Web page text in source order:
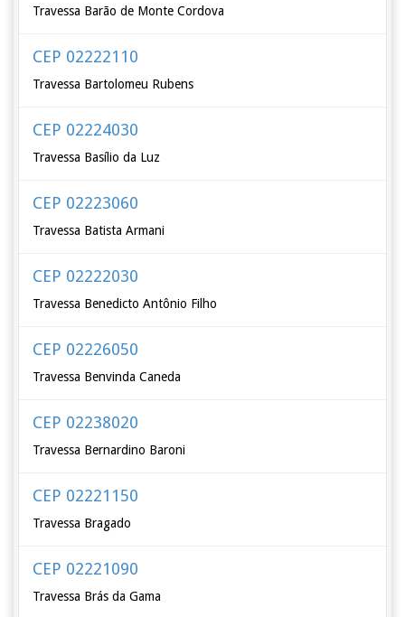
Travessa Barão de Monte Cordova
CEP 02222110
Travessa Bartolomeu Rubens
CEP 02224030
Travessa Basílio da Luz
CEP 02223060
Travessa Batista Armani
CEP 02222030
Travessa Benedicto Antônio Filho
CEP 02226050
Travessa Benvinda Caneda
CEP 02238020
Travessa Bernardino Baroni
CEP 02221150
Travessa Bragado
CEP 02221090
Travessa Brás da Gama